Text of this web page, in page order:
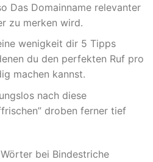
Das Domainname relevanter
zu merken wird.
wenigkeit dir 5 Tipps
du den perfekten Ruf pro
machen kannst.
nach diese
droben ferner tief
bei Bindestriche